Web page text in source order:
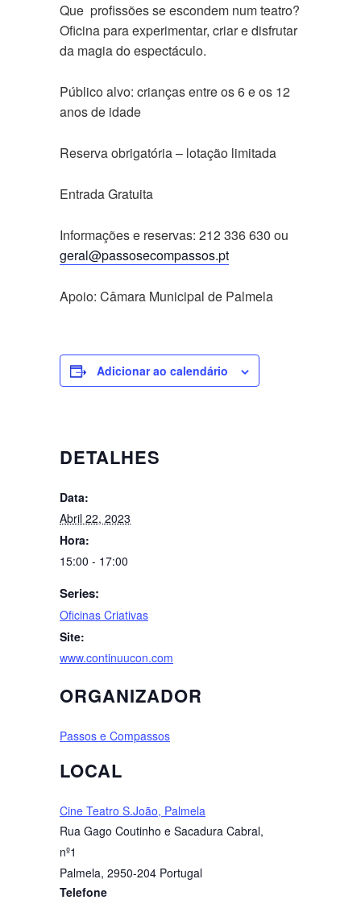
Que profissões se escondem num teatro?
Oficina para experimentar, criar e disfrutar
da magia do espectáculo.
Público alvo: crianças entre os 6 e os 12
anos de idade
Reserva obrigatória – lotação limitada
Entrada Gratuita
Informações e reservas: 212 336 630 ou
geral@passosecompassos.pt
Apoio: Câmara Municipal de Palmela
Adicionar ao calendário
DETALHES
Data:
Abril 22, 2023
Hora:
15:00 - 17:00
Series:
Oficinas Criativas
Site:
www.continuucon.com
LOCAL
Cine Teatro S.João, Palmela
Rua Gago Coutinho e Sacadura Cabral,
nº1
Palmela, 2950-204 Portugal
Telefone
ORGANIZADOR
Passos e Compassos